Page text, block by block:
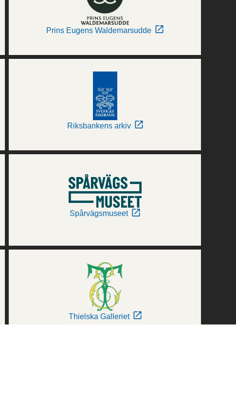
Prins Eugens Waldemarsudde
Riksbankens arkiv
Spårvägsmuseet
Thielska Galleriet